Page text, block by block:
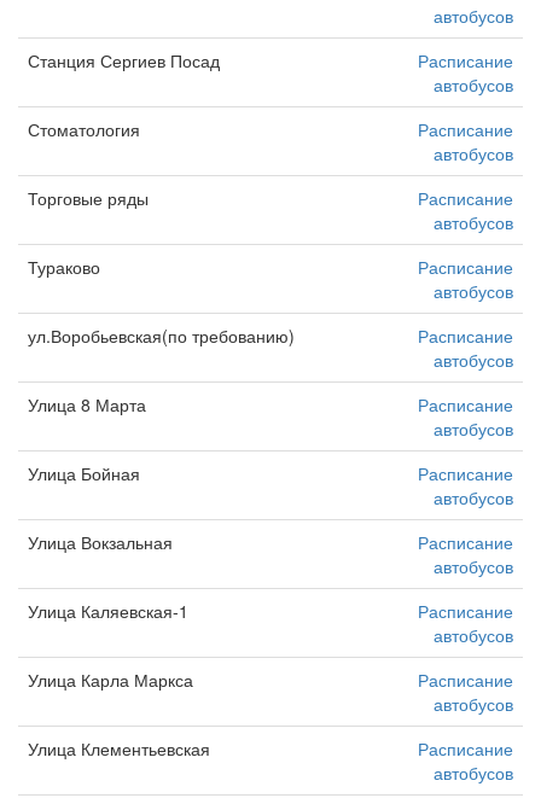
автобусов
Станция Сергиев Посад
Расписание
автобусов
Стоматология
Расписание
автобусов
Торговые ряды
Расписание
автобусов
Тураково
Расписание
автобусов
ул.Воробьевская(по требованию)
Расписание
автобусов
Улица 8 Марта
Расписание
автобусов
Улица Бойная
Расписание
автобусов
Улица Вокзальная
Расписание
автобусов
Улица Каляевская-1
Расписание
автобусов
Улица Карла Маркса
Расписание
автобусов
Улица Клементьевская
Расписание
автобусов